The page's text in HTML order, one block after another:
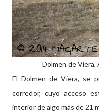
Dolmen de Viera,
El Dolmen de Viera, se
corredor, cuyo acceso
interior de algo más de 21